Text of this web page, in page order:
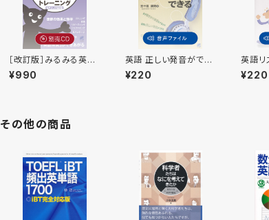
［改訂版］みるみる英語
力がアップする音読パッ
ケージトレーニング初
¥990
英語 正しい発音ができ
る 付属音声
¥220
英語リ
ように
¥220
その他の商品